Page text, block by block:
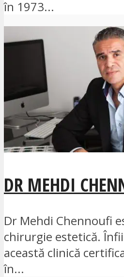
în 1973...
DR MEHDI
Dr Mehdi Chennoufi
chirurgie estetică.
această clinică
în...